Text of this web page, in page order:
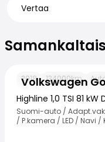
Vertaa
Volkswagen
2018
134000km
Highline 1,0 TSI 81 kW
Suomi-auto /
/ P.kamera / LED / Navi /